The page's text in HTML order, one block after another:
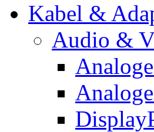
Kabel &
Audio &